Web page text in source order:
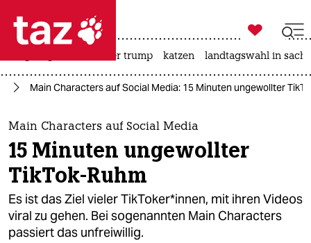
 taz zahl ich
taz zahl ich
themen
politik
öko
gesellschaft

taz zahl ich
usa unter trump katzen landtagswahl in
Main Characters auf Social Media: 15 Minuten ungewollter
Main Characters auf Social Media
15 Minuten ungewollter
TikTok-Ruhm
Es ist das Ziel vieler Tik­To­ke­r*in­nen, mit ihren Videos
viral zu gehen. Bei sogenannten Main Characters
passiert das unfreiwillig.